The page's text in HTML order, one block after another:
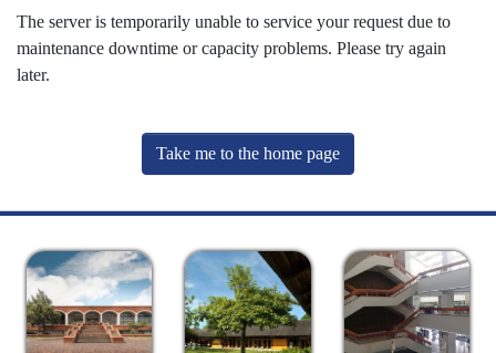
The server is temporarily unable to service your request due to
maintenance downtime or capacity problems. Please try again
later.
Take me to the home page